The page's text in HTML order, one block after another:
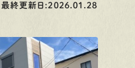
最終更新日:2026.01.28